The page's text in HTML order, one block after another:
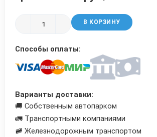
В КОРЗИНУ
Способы оплаты:
Варианты доставки:
🚚 Собственным автопарком
🚛 Транспортными компаниями
🚞 Железнодорожным транспортом
Трубы в ВУС изоляции